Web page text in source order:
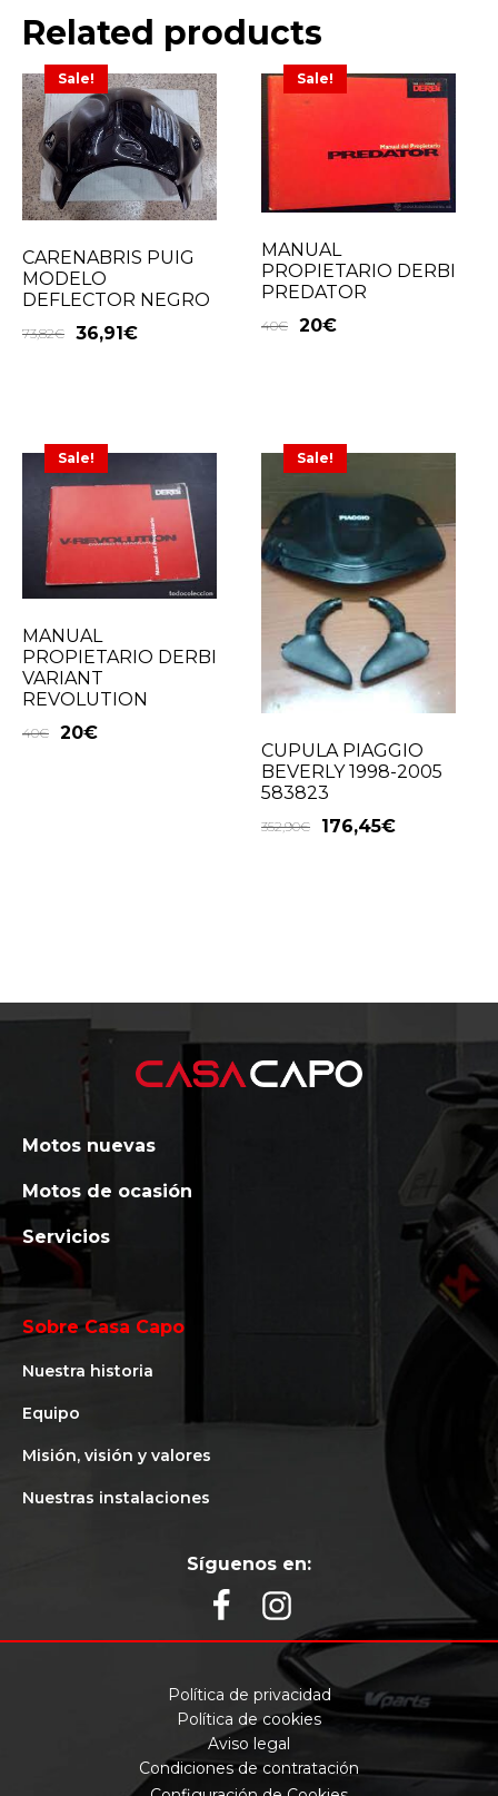
Related products
Sale!
CARENABRIS PUIG
MODELO
DEFLECTOR NEGRO
73,82€ 36,91€
Sale!
MANUAL
PROPIETARIO DERBI
PREDATOR
40€ 20€
Sale!
MANUAL
PROPIETARIO DERBI
VARIANT
REVOLUTION
40€ 20€
Sale!
CUPULA PIAGGIO
BEVERLY 1998-2005
583823
352,90€ 176,45€
Motos nuevas
Motos de ocasión
Servicios
Sobre Casa Capo
Nuestra historia
Equipo
Misión, visión y valores
Nuestras instalaciones
Síguenos en:
Política de privacidad
Política de cookies
Aviso legal
Condiciones de contratación